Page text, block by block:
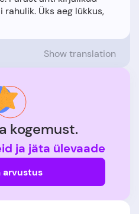
Üks aeg lükkus,
Show translation
kogemust.
ja jäta ülevaade
arvustus